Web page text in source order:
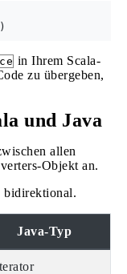
in Ihrem Scala-
zu übergeben,
und Java
allen
Objekt an.
bidirektional.
Java-Typ